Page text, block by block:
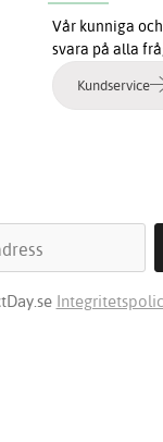
Vår kunniga
svara på alla
Kundservice